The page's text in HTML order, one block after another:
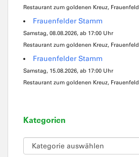
Restaurant zum goldenen Kreuz, Frauenfeld
Frauenfelder Stamm
Samstag, 08.08.2026, ab 17:00 Uhr
Restaurant zum goldenen Kreuz, Frauenfeld
Frauenfelder Stamm
Samstag, 15.08.2026, ab 17:00 Uhr
Restaurant zum goldenen Kreuz, Frauenfeld
Kategorien
Kategorien